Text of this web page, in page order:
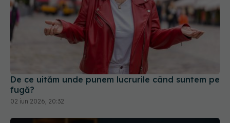
De ce uităm unde punem lucrurile când suntem pe
fugă?
02 iun 2026, 20:32